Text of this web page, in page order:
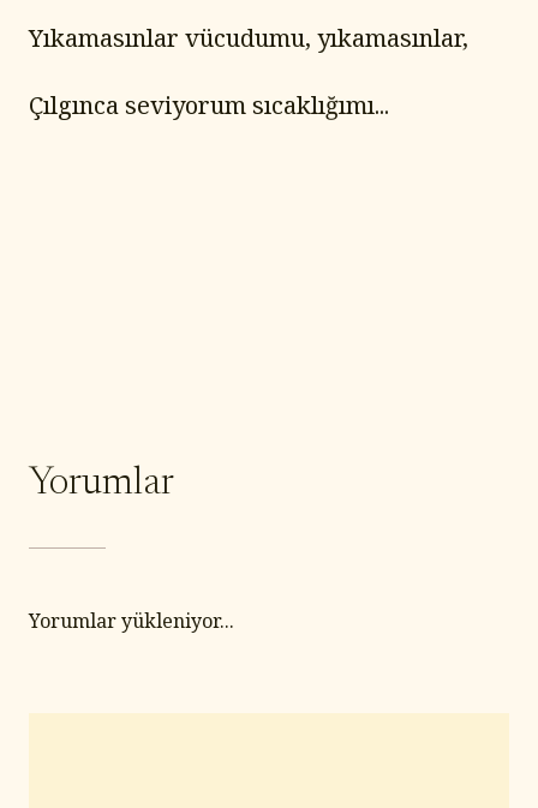
Yıkamasınlar vücudumu, yıkamasınlar,
Çılgınca seviyorum sıcaklığımı...
Yorumlar
Yorumlar yükleniyor...